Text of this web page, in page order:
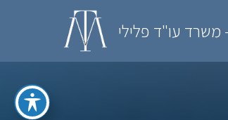
משרד עו"ד פלילי